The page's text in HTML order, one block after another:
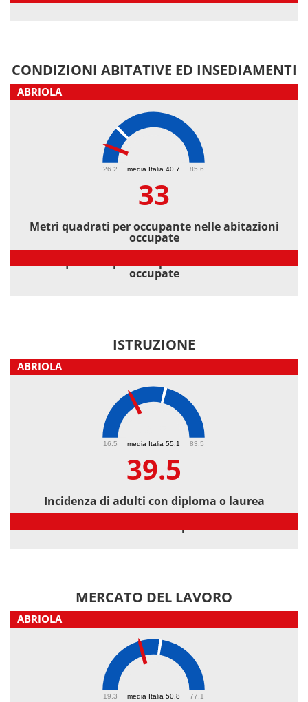
CONDIZIONI ABITATIVE ED INSEDIAMENTI
ABRIOLA
media Italia 40.7
26.2 85.6
33
Metri quadrati per occupante nelle abitazioni
occupate
occupate
ISTRUZIONE
ABRIOLA
media Italia 55.1
16.5 83.5
39.5
Incidenza di adulti con diploma o laurea
MERCATO DEL LAVORO
ABRIOLA
media Italia 50.8
19.3 77.1